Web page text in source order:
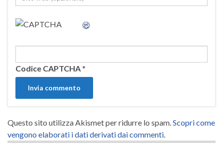
Codice CAPTCHA*
Questo sito utilizza Akismet per ridurre lo spam.Scopri come
vengono elaborati i dati derivati dai commenti.